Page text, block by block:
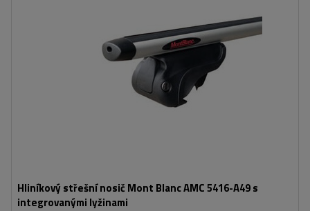
Hliníkový střešní nosič Mont Blanc AMC 5416-A49 s
integrovanými lyžinami